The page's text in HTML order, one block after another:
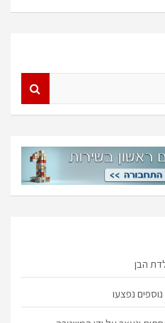
הבן
נוספים נפצעו